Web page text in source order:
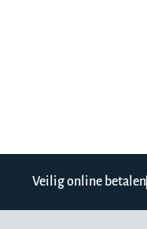
Veilig online betalen